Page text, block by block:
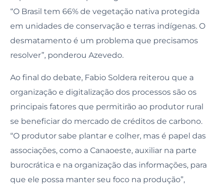
“O Brasil tem 66% de vegetação nativa protegida
em unidades de conservação e terras indígenas. O
desmatamento é um problema que precisamos
resolver”, ponderou Azevedo.
Ao final do debate, Fabio Soldera reiterou que a
organização e digitalização dos processos são os
principais fatores que permitirão ao produtor rural
se beneficiar do mercado de créditos de carbono.
“O produtor sabe plantar e colher, mas é papel das
associações, como a Canaoeste, auxiliar na parte
burocrática e na organização das informações, para
que ele possa manter seu foco na produção”,